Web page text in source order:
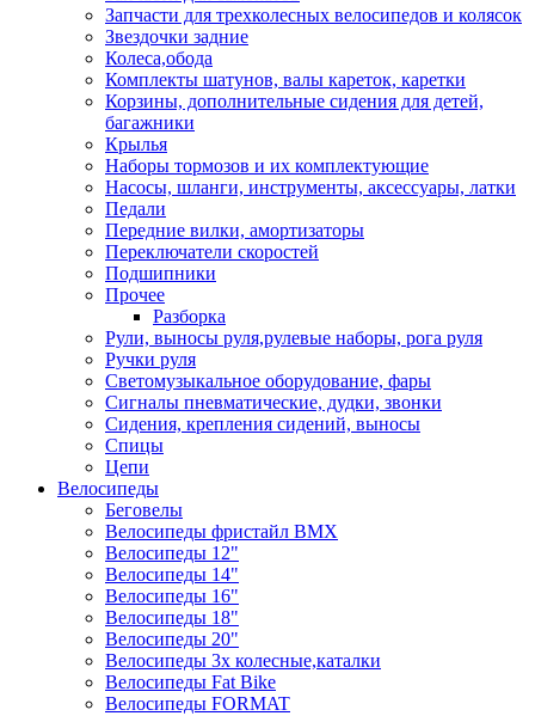
Запчасти для трехколесных велосипедов и колясок
Звездочки задние
Колеса,обода
Комплекты шатунов, валы кареток, каретки
Корзины, дополнительные сидения для детей,
багажники
Крылья
Наборы тормозов и их комплектующие
Насосы, шланги, инструменты, аксессуары, латки
Педали
Передние вилки, амортизаторы
Переключатели скоростей
Подшипники
Прочее
Разборка
Рули, выносы руля,рулевые наборы, рога руля
Ручки руля
Светомузыкальное оборудование, фары
Сигналы пневматические, дудки, звонки
Сидения, крепления сидений, выносы
Спицы
Цепи
Велосипеды
Беговелы
Велосипеды фристайл ВМХ
Велосипеды 12"
Велосипеды 14"
Велосипеды 16"
Велосипеды 18"
Велосипеды 20"
Велосипеды 3х колесные,каталки
Велосипеды Fat Bike
Велосипеды FORMAT